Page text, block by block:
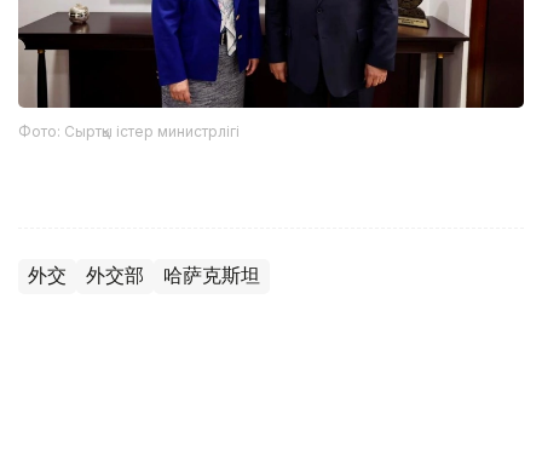
Фото: Сыртқы істер министрлігі
外交 外交部 哈萨克斯坦